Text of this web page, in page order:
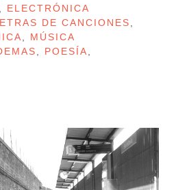
ELECTRÓNICA
DE CANCIONES
MÚSICA
POESÍA